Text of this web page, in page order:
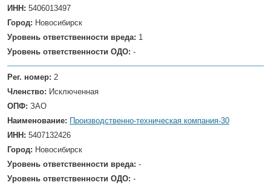
ИНН: 5406013497
Город: Новосибирск
Уровень ответственности вреда: 1
Уровень ответственности ОДО: -
Рег. номер: 2
Членство: Исключенная
ОПФ: ЗАО
Наименование: Производственно-техническая компания-30
ИНН: 5407132426
Город: Новосибирск
Уровень ответственности вреда: -
Уровень ответственности ОДО: -